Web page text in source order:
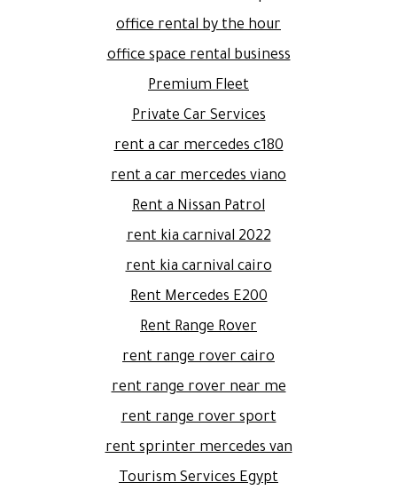
office rental by the hour
office space rental business
Premium Fleet
Private Car Services
rent a car mercedes c180
rent a car mercedes viano
Rent a Nissan Patrol
rent kia carnival 2022
rent kia carnival cairo
Rent Mercedes E200
Rent Range Rover
rent range rover cairo
rent range rover near me
rent range rover sport
rent sprinter mercedes van
Tourism Services Egypt